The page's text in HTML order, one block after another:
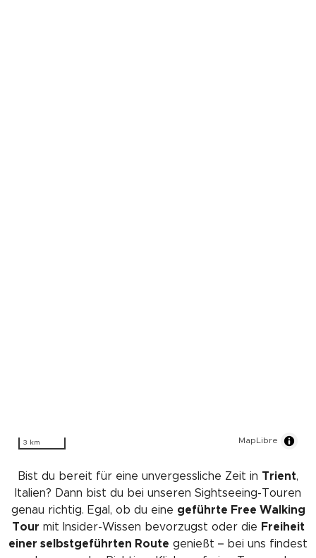
3 km MapLibre
Bist du bereit für eine unvergessliche Zeit in Trient,
Italien? Dann bist du bei unseren Sightseeing-Touren
genau richtig. Egal, ob du eine geführte Free Walking
Tour mit Insider-Wissen bevorzugst oder die Freiheit
einer selbstgeführten Route genießt – bei uns findest